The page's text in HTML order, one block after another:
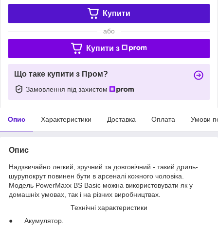
Купити
або
Купити з
Що таке купити з Пром?
Замовлення під захистом
Опис Характеристики Доставка Оплата Умови
Опис
Надзвичайно легкий, зручний та довговічний - такий дриль-
шурупокрут повинен бути в арсеналі кожного чоловіка.
Модель PowerMaxx BS Basic можна використовувати як у
домашніх умовах, так і на різних виробництвах.
Технічні характеристики
● Акумулятор.